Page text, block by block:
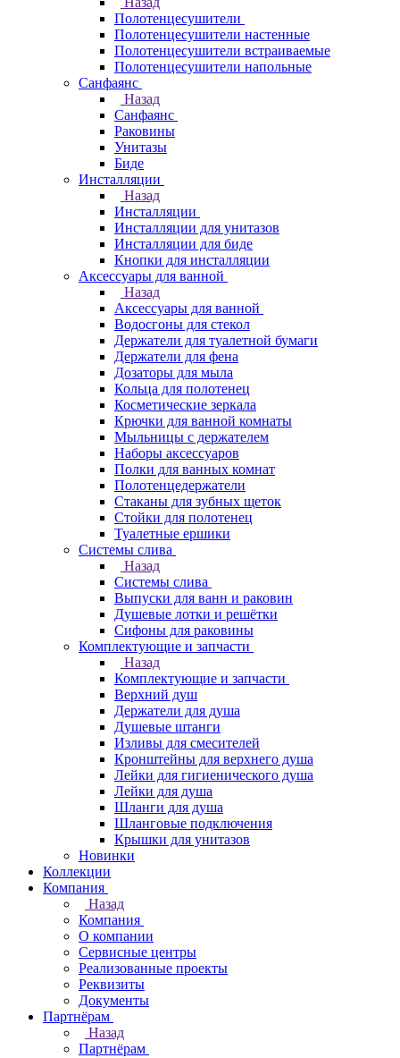
Полотенцесушители
Полотенцесушители настенные
Полотенцесушители встраиваемые
Полотенцесушители напольные
Санфаянс
Назад
Санфаянс
Раковины
Унитазы
Биде
Инсталляции
Назад
Инсталляции
Инсталляции для унитазов
Инсталляции для биде
Кнопки для инсталляции
Аксессуары для ванной
Назад
Аксессуары для ванной
Водосгоны для стекол
Держатели для туалетной бумаги
Держатели для фена
Дозаторы для мыла
Кольца для полотенец
Косметические зеркала
Крючки для ванной комнаты
Мыльницы с держателем
Наборы аксессуаров
Полки для ванных комнат
Полотенцедержатели
Стаканы для зубных щеток
Стойки для полотенец
Туалетные ершики
Системы слива
Назад
Системы слива
Выпуски для ванн и раковин
Душевые лотки и решётки
Сифоны для раковины
Комплектующие и запчасти
Назад
Комплектующие и запчасти
Верхний душ
Держатели для душа
Душевые штанги
Изливы для смесителей
Кронштейны для верхнего душа
Лейки для гигиенического душа
Лейки для душа
Шланги для душа
Шланговые подключения
Крышки для унитазов
Новинки
Коллекции
Компания
Назад
Компания
О компании
Сервисные центры
Реализованные проекты
Реквизиты
Документы
Партнёрам
Назад
Партнёрам